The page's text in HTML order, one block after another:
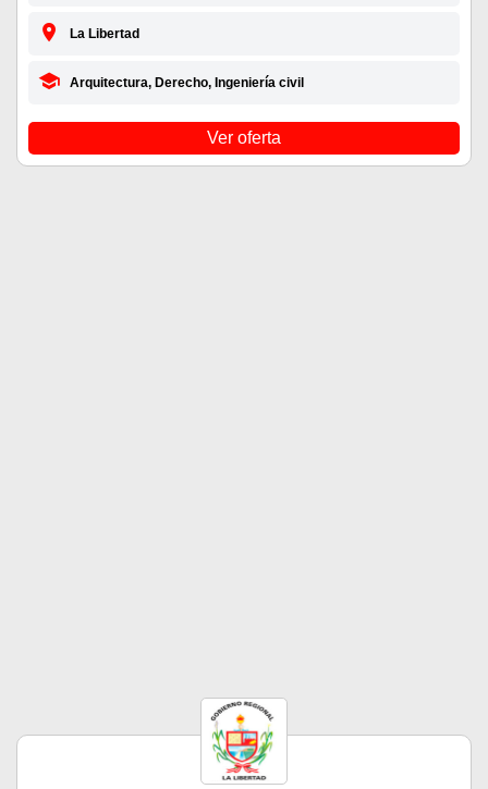
La Libertad
Arquitectura, Derecho, Ingeniería civil
Ver oferta